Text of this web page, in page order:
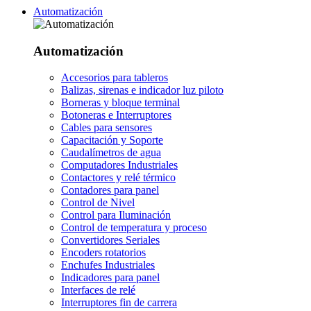
Automatización
Automatización
Accesorios para tableros
Balizas, sirenas e indicador luz piloto
Borneras y bloque terminal
Botoneras e Interruptores
Cables para sensores
Capacitación y Soporte
Caudalímetros de agua
Computadores Industriales
Contactores y relé térmico
Contadores para panel
Control de Nivel
Control para Iluminación
Control de temperatura y proceso
Convertidores Seriales
Encoders rotatorios
Enchufes Industriales
Indicadores para panel
Interfaces de relé
Interruptores fin de carrera